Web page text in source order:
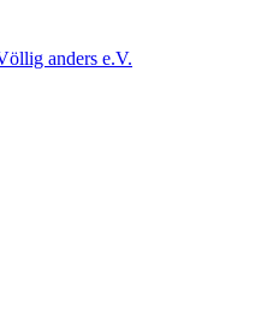
anders e.V.